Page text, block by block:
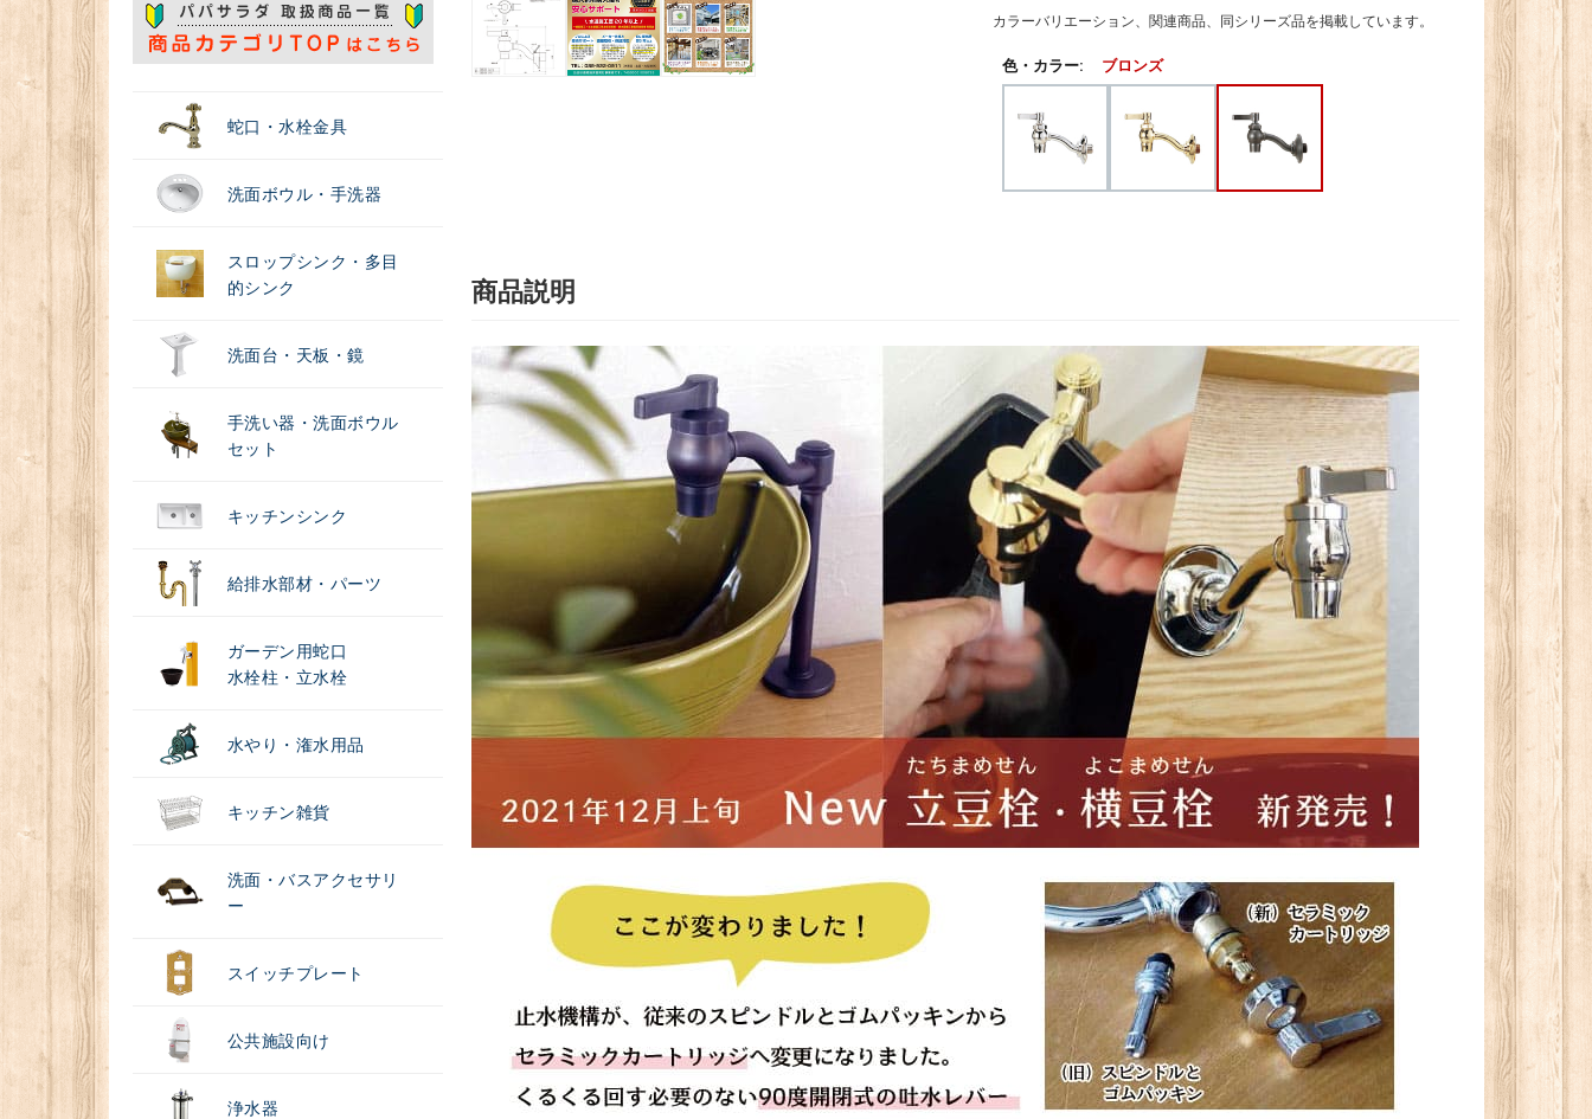
蛇口・水栓金具
洗面ボウル・手洗器
スロップシンク・多目
的シンク
洗面台・天板・鏡
手洗い器・洗面ボウル
セット
キッチンシンク
給排水部材・パーツ
ガーデン用蛇口
水栓柱・立水栓
水やり・潅水用品
キッチン雑貨
洗面・バスアクセサリ
ー
スイッチプレート
公共施設向け
浄水器
カラーバリエーション、関連商品、同シリーズ品を掲載しています。
色・カラー: ブロンズ
商品説明